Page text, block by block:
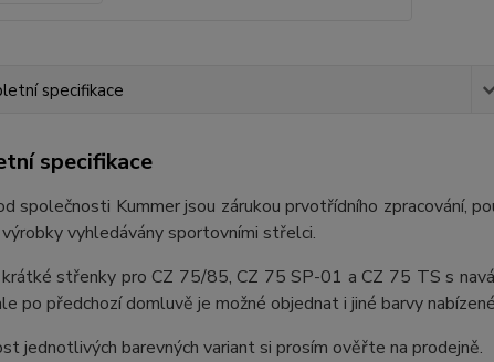
specifikace
specifikace
společnosti Kummer jsou zárukou prvotřídního zpracování,
výrobky vyhledávány sportovními střelci.
střenky pro CZ 75/85, CZ 75 SP-01 a CZ 75 TS s
po předchozí domluvě je možné objednat i jiné barvy
jednotlivých barevných variant si prosím ověřte na prodejně.